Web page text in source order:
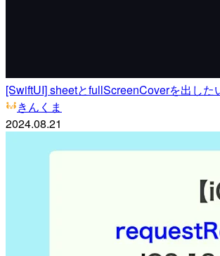
[SwiftUI] sheetとfullScreenCoverを出した
きんくま
2024.08.21